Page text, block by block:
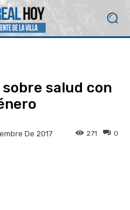
salud con
De 2017 0
271